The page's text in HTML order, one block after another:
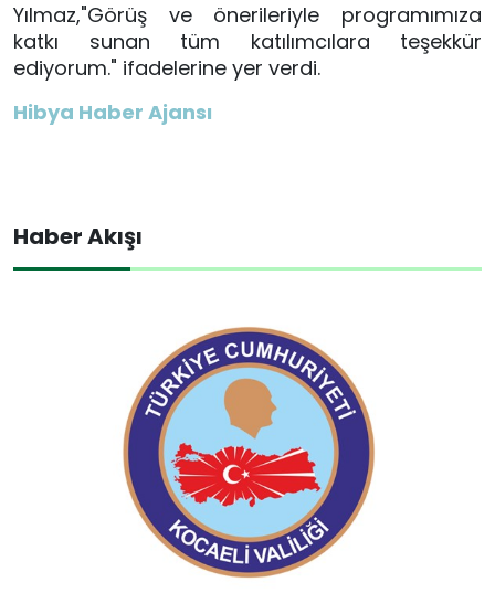
Yılmaz,"Görüş ve önerileriyle programımıza
katkı sunan tüm katılımcılara teşekkür
ediyorum." ifadelerine yer verdi.
Hibya Haber Ajansı
Haber Akışı